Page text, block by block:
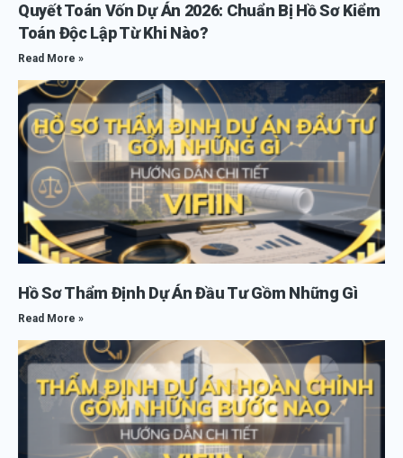
Quyết Toán Vốn Dự Án 2026: Chuẩn Bị Hồ Sơ Kiểm
Toán Độc Lập Từ Khi Nào?
Read More »
Hồ Sơ Thẩm Định Dự Án Đầu Tư Gồm Những Gì
Read More »